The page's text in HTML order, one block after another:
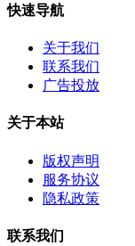
快速导航
关于我们
联系我们
广告投放
关于本站
版权声明
服务协议
隐私政策
联系我们